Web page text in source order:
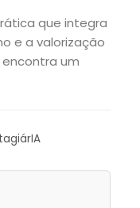
que integra
e a valorização
um